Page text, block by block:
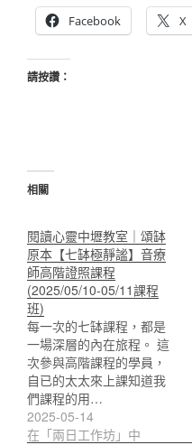
Facebook
X
請按讚：
相關
閱讀心靈中壢教室｜頌缽
原本【七缽極靜謐】音療
師高階證照課程
(2025/05/10-05/11課程
班)
每一次的七缽課程，都是
一場深層的內在旅程。 這
次參與高階課程的學員，
自已的太太來上課知道我
們課程的用…
2025-05-14
在「兩日工作坊」中